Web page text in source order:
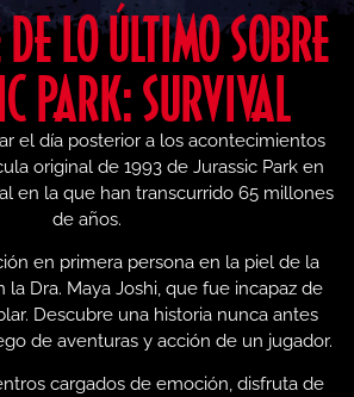
LO ÚLTIMO SOBRE
PARK: SURVIVAL
el día posterior a los acontecimientos
original de 1993 de Jurassic Park en
en la que han transcurrido 65 millones
de años.
en primera persona en la piel de la
la Dra. Maya Joshi, que fue incapaz de
Descubre una historia nunca antes
de aventuras y acción de un jugador.
cargados de emoción, disfruta de